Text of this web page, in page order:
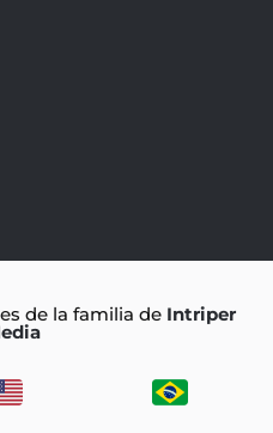
de la familia de Intriper